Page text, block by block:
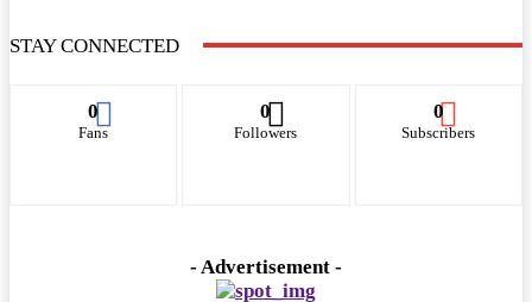
STAY CONNECTED
0
Fans
0
Followers
0
Subscribers
- Advertisement -